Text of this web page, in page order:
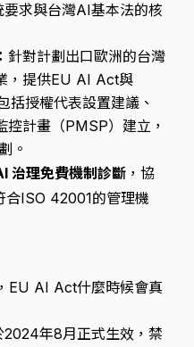
求與台灣AI基本法的核
針對計劃出口歐洲的台灣
，提供EU AI Act與
括授權代表設置建議、
計畫（PMSP）建立，
。
治理免費機制診斷 ，協
ISO 42001的管理機
EU AI Act什麼時候會真
年8月正式生效，禁